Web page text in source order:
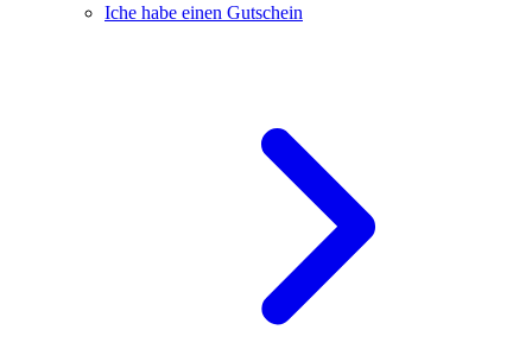
Iche habe einen Gutschein